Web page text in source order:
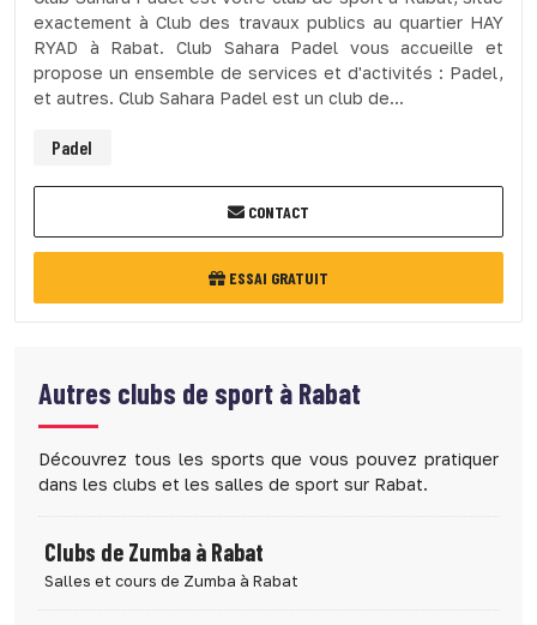
exactement à Club des travaux publics au quartier HAY
RYAD à Rabat. Club Sahara Padel vous accueille et
propose un ensemble de services et d'activités : Padel,
et autres. Club Sahara Padel est un club de...
Padel
CONTACT
ESSAI GRATUIT
Autres clubs de sport à Rabat
Découvrez tous les sports que vous pouvez pratiquer
dans les clubs et les salles de sport sur Rabat.
Clubs de Zumba à Rabat
Salles et cours de Zumba à Rabat